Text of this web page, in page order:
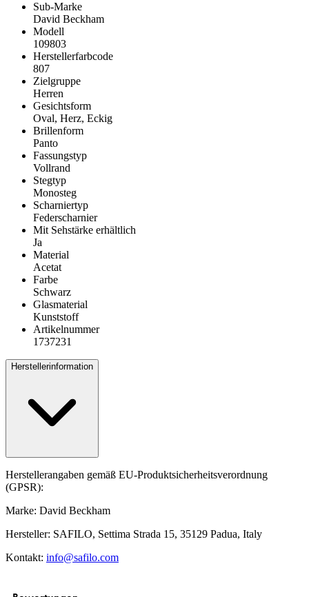
Sub-Marke
David Beckham
Modell
109803
Herstellerfarbcode
807
Zielgruppe
Herren
Gesichtsform
Oval, Herz, Eckig
Brillenform
Panto
Fassungstyp
Vollrand
Stegtyp
Monosteg
Scharniertyp
Federscharnier
Mit Sehstärke erhältlich
Ja
Material
Acetat
Farbe
Schwarz
Glasmaterial
Kunststoff
Artikelnummer
1737231
Herstellerinformation
Herstellerangaben gemäß EU-Produktsicherheitsverordnung
(GPSR):
Marke: David Beckham
Hersteller: SAFILO, Settima Strada 15, 35129 Padua, Italy
Kontakt: info@safilo.com